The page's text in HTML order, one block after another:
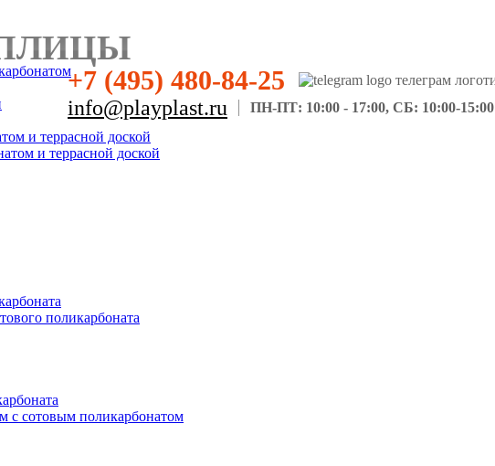
+7 (495) 480-84-25
info@playplast.ru ПН-ПТ: 10:00 - 17:00, СБ: 10:00-15:00
и террасной доской
и террасной доской
поликарбоната
с сотовым поликарбонатом